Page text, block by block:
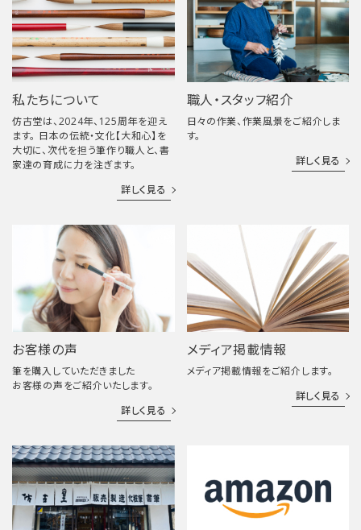
私たちについて
仿古堂は、2024年、125周年を迎え
ます。 日本の伝統・文化【大和心】を
大切に、次代を担う筆作り職人と、書
家達の育成に力を注ぎます。
詳しく見る
職人・スタッフ紹介
日々の作業、作業風景をご紹介しま
す。
詳しく見る
お客様の声
筆を購入していただきました
お客様の声をご紹介いたします。
詳しく見る
メディア掲載情報
メディア掲載情報をご紹介します。
詳しく見る